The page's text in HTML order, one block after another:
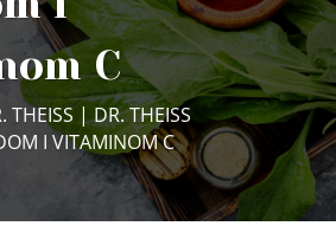
C
THEISS | DR. THEISS
I VITAMINOM C